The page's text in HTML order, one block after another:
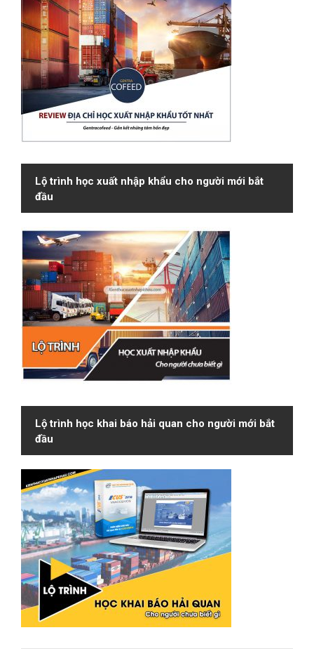
Lộ trình học xuất nhập khẩu cho người mới bắt
đầu
Lộ trình học khai báo hải quan cho người mới bắt
đầu